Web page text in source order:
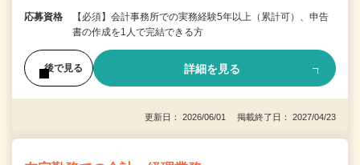
応募資格
【必須】会計事務所での実務経験5年以上（累計可）、申告
書の作成を1人で完結できる方
後で見る 詳細を見る
更新日： 2026/06/01 掲載終了日： 2027/04/23